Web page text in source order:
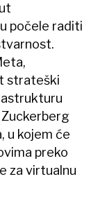
počele raditi
strateški
u kojem će
preko
za virtualnu